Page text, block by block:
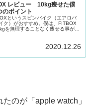
レビュー 10kg痩せた僕
のポイント
というスピンバイク（エアロバ
ク）がおすすめ。僕は、FITBOX
を無理することなく痩せる事がで
2020.12.26
のが「apple watch」